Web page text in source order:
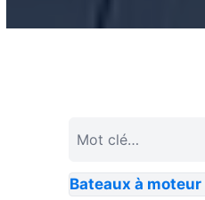
Bateaux à moteur